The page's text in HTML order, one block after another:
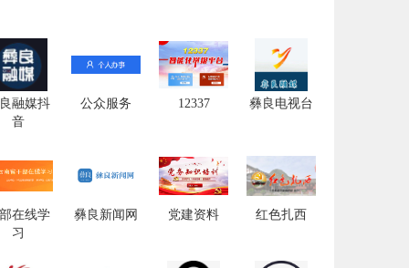
融媒抖
音
公众服务 12337 彝良电视台
在线学
习
彝良新闻网 党建资料 红色扎西